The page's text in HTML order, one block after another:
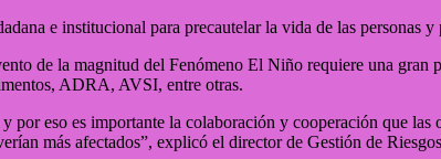
e institucional para precautelar la vida de las personas
de la magnitud del Fenómeno El Niño requiere una
ADRA, AVSI, entre otras.
por eso es importante la colaboración y cooperación que
más afectados”, explicó el director de Gestión de